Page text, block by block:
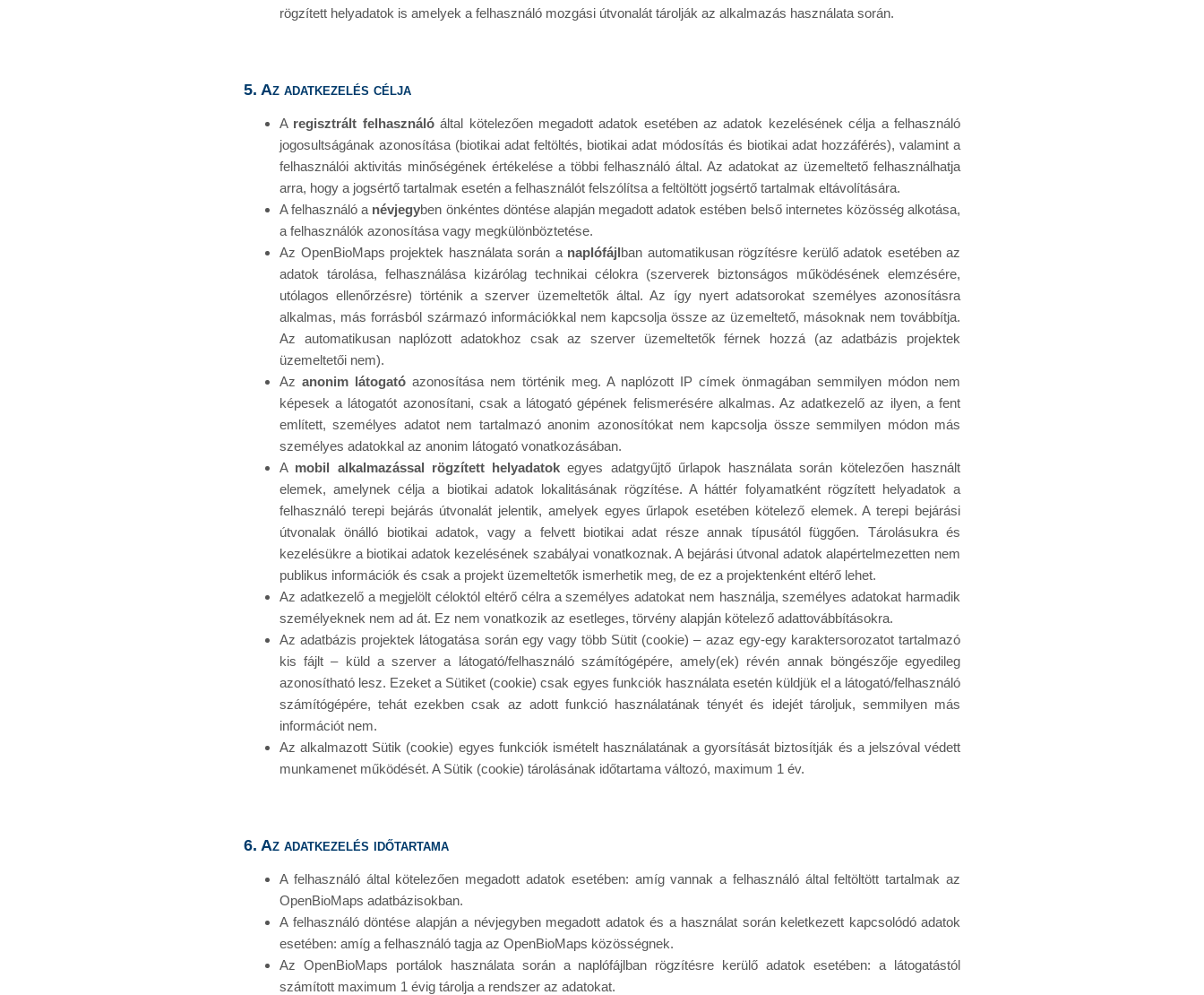
rögzített helyadatok is amelyek a felhasználó mozgási útvonalát tárolják az alkalmazás használata során.
5. Az adatkezelés célja
A regisztrált felhasználóáltal kötelezően megadott adatok esetében az adatok kezelésének célja a felhasználó
jogosultságának azonosítása (biotikai adat feltöltés, biotikai adat módosítás és biotikai adat hozzáférés), valamint a
felhasználói aktivitás minőségének értékelése a többi felhasználó által. Az adatokat az üzemeltető felhasználhatja
arra, hogy a jogsértő tartalmak esetén a felhasználót felszólítsa a feltöltött jogsértő tartalmak eltávolítására.
A felhasználó a névjegyben önkéntes döntése alapján megadott adatok estében belső internetes közösség alkotása,
a felhasználók azonosítása vagy megkülönböztetése.
Az OpenBioMaps projektek használata során a naplófájlban automatikusan rögzítésre kerülő adatok esetében az
adatok tárolása, felhasználása kizárólag technikai célokra (szerverek biztonságos működésének elemzésére,
utólagos ellenőrzésre) történik a szerver üzemeltetők által. Az így nyert adatsorokat személyes azonosításra
alkalmas, más forrásból származó információkkal nem kapcsolja össze az üzemeltető, másoknak nem továbbítja.
Az automatikusan naplózott adatokhoz csak az szerver üzemeltetők férnek hozzá (az adatbázis projektek
üzemeltetői nem).
Az anonim látogató azonosítása nem történik meg. A naplózott IP címek önmagában semmilyen módon nem
képesek a látogatót azonosítani, csak a látogató gépének felismerésére alkalmas. Az adatkezelő az ilyen, a fent
említett, személyes adatot nem tartalmazó anonim azonosítókat nem kapcsolja össze semmilyen módon más
személyes adatokkal az anonim látogató vonatkozásában.
A mobil alkalmazással rögzített helyadatok egyes adatgyűjtő űrlapok használata során kötelezően használt
elemek, amelynek célja a biotikai adatok lokalitásának rögzítése. A háttér folyamatként rögzített helyadatok a
felhasználó terepi bejárás útvonalát jelentik, amelyek egyes űrlapok esetében kötelező elemek. A terepi bejárási
útvonalak önálló biotikai adatok, vagy a felvett biotikai adat része annak típusától függően. Tárolásukra és
kezelésükre a biotikai adatok kezelésének szabályai vonatkoznak. A bejárási útvonal adatok alapértelmezetten nem
publikus információk és csak a projekt üzemeltetők ismerhetik meg, de ez a projektenként eltérő lehet.
Az adatkezelő a megjelölt céloktól eltérő célra a személyes adatokat nem használja, személyes adatokat harmadik
személyeknek nem ad át. Ez nem vonatkozik az esetleges, törvény alapján kötelező adattovábbításokra.
Az adatbázis projektek látogatása során egy vagy több Sütit (cookie) – azaz egy-egy karaktersorozatot tartalmazó
kis fájlt – küld a szerver a látogató/felhasználó számítógépére, amely(ek) révén annak böngészője egyedileg
azonosítható lesz. Ezeket a Sütiket (cookie) csak egyes funkciók használata esetén küldjük el a látogató/felhasználó
számítógépére, tehát ezekben csak az adott funkció használatának tényét és idejét tároljuk, semmilyen más
információt nem.
Az alkalmazott Sütik (cookie) egyes funkciók ismételt használatának a gyorsítását biztosítják és a jelszóval védett
munkamenet működését. A Sütik (cookie) tárolásának időtartama változó, maximum 1 év.
6. Az adatkezelés időtartama
A felhasználó által kötelezően megadott adatok esetében: amíg vannak a felhasználó által feltöltött tartalmak az
OpenBioMaps adatbázisokban.
A felhasználó döntése alapján a névjegyben megadott adatok és a használat során keletkezett kapcsolódó adatok
esetében: amíg a felhasználó tagja az OpenBioMaps közösségnek.
Az OpenBioMaps portálok használata során a naplófájlban rögzítésre kerülő adatok esetében: a látogatástól
számított maximum 1 évig tárolja a rendszer az adatokat.